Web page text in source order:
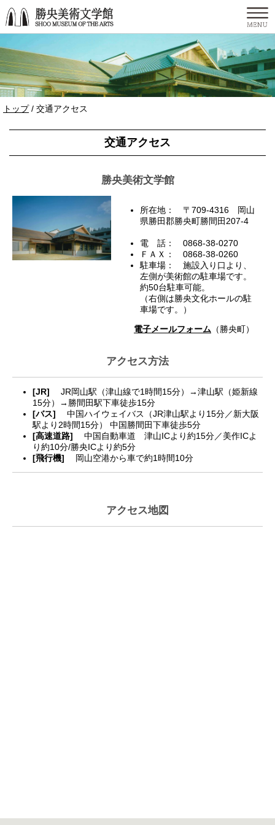
現
の
トップ/ 交通アクセス
交通アクセス
勝央美術文学館
所在地： 〒709-4316 岡山
県勝田郡勝央町勝間田207-4
電 話： 0868-38-0270
ＦＡＸ： 0868-38-0260
駐車場： 施設入り口より、
左側が美術館の駐車場です。
約50台駐車可能。
（右側は勝央文化ホールの駐
車場です。）
電子メールフォーム （勝央町）
アクセス方法
[JR] JR岡山駅（津山線で1時間15分）→津山駅（姫新線
15分）→勝間田駅下車徒歩15分
[バス] 中国ハイウェイバス（JR津山駅より15分／新大阪
駅より2時間15分） 中国勝間田下車徒歩5分
[高速道路] 中国自動車道 津山ICより約15分／美作ICよ
り約10分/勝央ICより約5分
[飛行機] 岡山空港から車で約1時間10分
アクセス地図